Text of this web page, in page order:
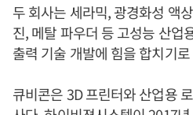
두 회사는 세라믹, 광경화성 액
진, 메탈 파우더 등 고성능 산업
출력 기술 개발에 힘을 합치기
큐비콘은 3D 프린터와 산업용